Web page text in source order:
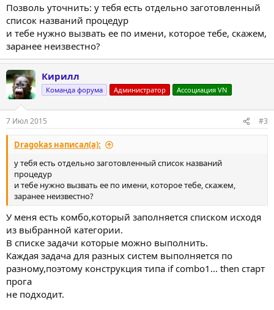
Позволь уточнить: у тебя есть отдельно заготовленный
список названий процедур
и тебе нужно вызвать ее по имени, которое тебе, скажем,
заранее неизвестно?
Кирилл
Команда форума Администратор Ассоциация VN
7 Июл 2015 #3
Dragokas написал(а):
у тебя есть отдельно заготовленный список названий
процедур
и тебе нужно вызвать ее по имени, которое тебе, скажем,
заранее неизвестно?
У меня есть комбо,который заполняется списком исходя
из выбранной категории.
В списке задачи которые можно выполнить.
Каждая задача для разных систем выполняется по
разному,поэтому конструкция типа if combo1... then старт
прога
не подходит.